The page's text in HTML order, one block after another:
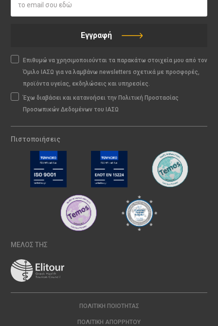
Εγγραφή
Επιθυμώ να χρησιμοποιούνται τα παρακάτω στοιχεία μου από τον
Όμιλο ΙΑΣΩ για να λαμβάνω newsletters σχετικά με προσφορές,
προϊόντα υγείας, εκδηλώσεις και υπηρεσίες.
Έχω διαβάσει και κατανοήσει την Πολιτική Προστασίας
Προσωπικών Δεδομένων του ΙΑΣΩ
Πιστοποιήσεις
ΜΕΛΟΣ ΤΗΣ
ΠΟΛΙΤΙΚΉ ΠΟΙΌΤΗΤΑΣ
ΠΟΛΙΤΙΚΉ ΑΠΟΡΡΉΤΟΥ